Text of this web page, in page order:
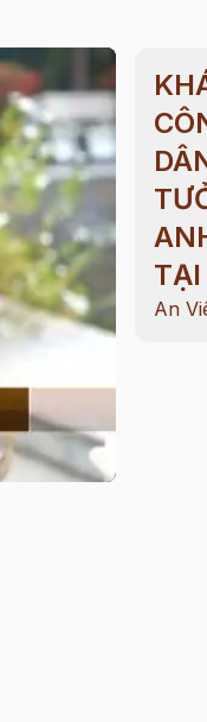
TẠI
An